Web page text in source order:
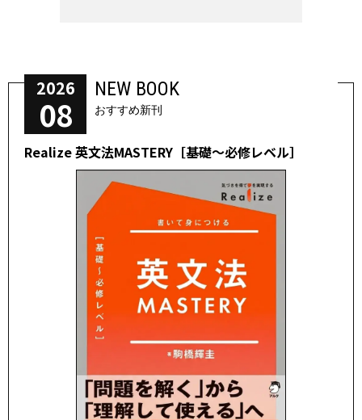
2026
08
NEW BOOK
おすすめ新刊
Realize 英文法MASTERY［基礎～必修レベル］